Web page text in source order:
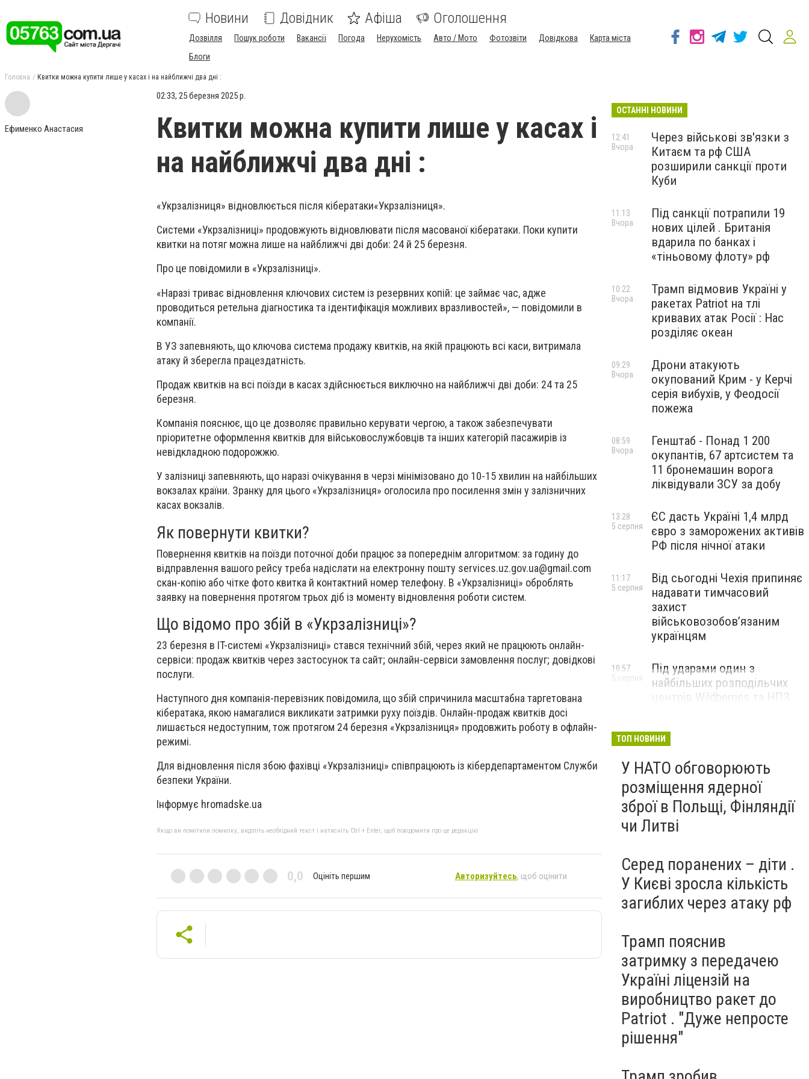
Новини Довідник Афіша Оголошення
Дозвілля Пошук роботи Вакансії Погода Нерухомість Авто / Мото Фотозвіти Довідкова
Карта міста
Блоги
Головна Квитки можна купити лише у касах і на найближчі два дні :
Ефименко Анастасия
02:33, 25 березня 2025 р.
Квитки можна купити лише у касах і
на найближчі два дні :
«Укрзалізниця» відновлюється після кібератаки«Укрзалізниця».
Системи «Укрзалізниці» продовжують відновлювати після масованої кібератаки. Поки купити
квитки на потяг можна лише на найближчі дві доби: 24 й 25 березня.
Про це повідомили в «Укрзалізниці».
«Наразі триває відновлення ключових систем із резервних копій: це займає час, адже
проводиться ретельна діагностика та ідентифікація можливих вразливостей», — повідомили в
компанії.
В УЗ запевняють, що ключова система продажу квитків, на якій працюють всі каси, витримала
атаку й зберегла працездатність.
Продаж квитків на всі поїзди в касах здійснюється виключно на найближчі дві доби: 24 та 25
березня.
Компанія пояснює, що це дозволяє правильно керувати чергою, а також забезпечувати
пріоритетне оформлення квитків для військовослужбовців та інших категорій пасажирів із
невідкладною подорожжю.
У залізниці запевняють, що наразі очікування в черзі мінімізовано до 10-15 хвилин на найбільших
вокзалах країни. Зранку для цього «Укрзалізниця» оголосила про посилення змін у залізничних
касах вокзалів.
Як повернути квитки?
Повернення квитків на поїзди поточної доби працює за попереднім алгоритмом: за годину до
відправлення вашого рейсу треба надіслати на електронну пошту services.uz.gov.ua@gmail.com
скан-копію або чітке фото квитка й контактний номер телефону. В «Укрзалізниці» оброблять
заявку на повернення протягом трьох діб із моменту відновлення роботи систем.
Що відомо про збій в «Укрзалізниці»?
23 березня в IT-системі «Укрзалізниці» стався технічний збій, через який не працюють онлайн-
сервіси: продаж квитків через застосунок та сайт; онлайн-сервіси замовлення послуг; довідкові
послуги.
Наступного дня компанія-перевізник повідомила, що збій спричинила масштабна таргетована
кібератака, якою намагалися викликати затримки руху поїздів. Онлайн-продаж квитків досі
лишається недоступним, тож протягом 24 березня «Укрзалізниця» продовжить роботу в офлайн-
режимі.
Для відновлення після збою фахівці «Укрзалізниці» співпрацюють із кібердепартаментом Служби
безпеки України.
Інформує hromadske.ua
Якщо ви помітили помилку, виділіть необхідний текст і натисніть Ctrl + Enter, щоб повідомити про це редакцію
0,0 Оцініть першим Авторизуйтесь, щоб оцінити
ОСТАННІ НОВИНИ
Через військові зв'язки з
Китаєм та рф США
розширили санкції проти
Куби
12:41
Вчора
Під санкції потрапили 19
нових цілей . Британія
вдарила по банках і
«тіньовому флоту» рф
11:13
Вчора
Трамп відмовив Україні у
ракетах Patriot на тлі
кривавих атак Росії : Нас
розділяє океан
10:22
Вчора
Дрони атакують
окупований Крим - у Керчі
серія вибухів, у Феодосії
пожежа
09:29
Вчора
Генштаб - Понад 1 200
окупантів, 67 артсистем та
11 бронемашин ворога
ліквідували ЗСУ за добу
08:59
Вчора
ЄС дасть Україні 1,4 млрд
євро з заморожених активів
РФ після нічної атаки
13:28
5 серпня
Від сьогодні Чехія припиняє
надавати тимчасовий
захист
військовозобов’язаним
українцям
11:17
5 серпня
Під ударами один з
найбільших розподільчих
центрів Wildberries та НПЗ .
10:57
5 серпня
ТОП НОВИНИ
У НАТО обговорюють
розміщення ядерної
зброї в Польщі, Фінляндії
чи Литві
Серед поранених – діти .
У Києві зросла кількість
загиблих через атаку рф
Трамп пояснив
затримку з передачею
Україні ліцензій на
виробництво ракет до
Patriot . "Дуже непросте
рішення"